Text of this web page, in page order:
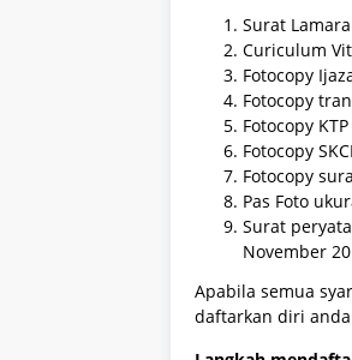
Surat
Curiculum
Fotocopy
Fotocopy
Fotocopy KTP
Fotocopy
Fotocopy
Pas Foto
Surat
November
Apabila semua
daftarkan diri